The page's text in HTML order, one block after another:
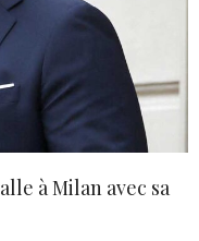
à Milan avec sa